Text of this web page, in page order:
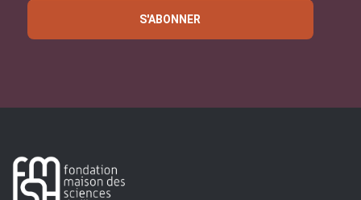
S'ABONNER